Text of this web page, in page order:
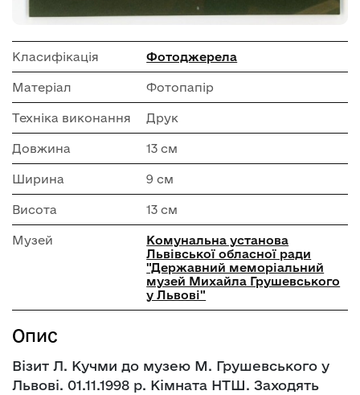
Класифікація Фотоджерела
Матеріал Фотопапір
Техніка виконання Друк
Довжина 13 см
Ширина 9 см
Висота 13 см
Музей
Комунальна установа
Львівської обласної ради
"Державний меморіальний
музей Михайла Грушевського
у Львові"
Опис
Візит Л. Кучми до музею М. Грушевського у
Львові. 01.11.1998 р. Кімната НТШ. Заходять